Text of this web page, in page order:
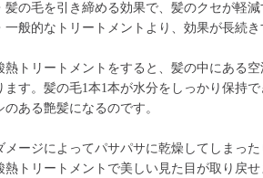
髪の毛を引き締める効果で、髪のクセが軽減
一般的なトリートメントより、効果が長続き
熱トリートメントをすると、髪の中にある
ます。髪の毛1本1本が水分をしっかり保持
のある艶髪になるのです。
メージによってパサパサに乾燥してしまっ
熱トリートメントで美しい見た目が取り戻